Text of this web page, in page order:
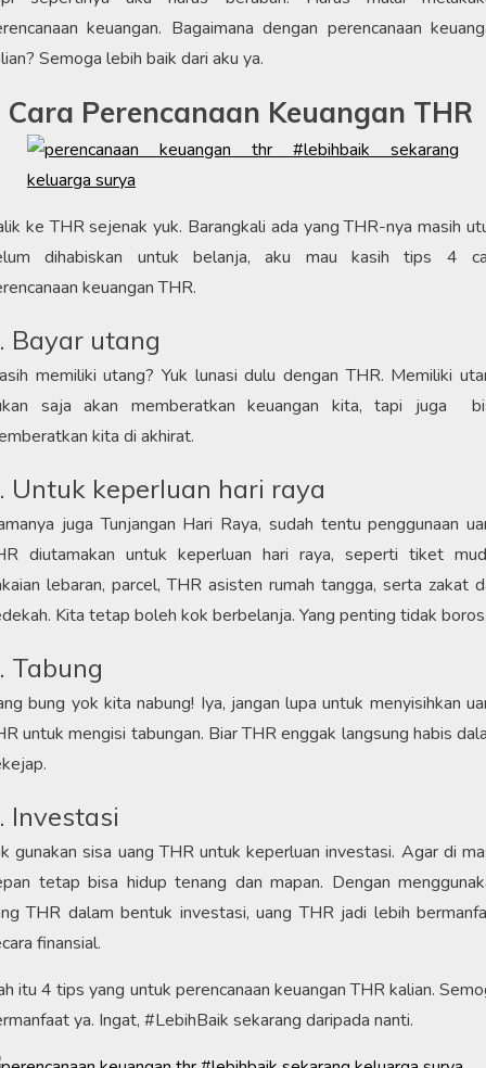
keuangan. Bagaimana dengan perencanaan
Semoga lebih baik dari aku ya.
Cara Perencanaan Keuangan THR
ke THR sejenak yuk. Barangkali ada yang THR-nya masih
dihabiskan untuk belanja, aku mau kasih tips 4
keuangan THR.
Bayar utang
memiliki utang? Yuk lunasi dulu dengan THR. Memiliki
saja akan memberatkan keuangan kita, tapi juga
kita di akhirat.
Untuk keperluan hari raya
juga Tunjangan Hari Raya, sudah tentu penggunaan
diutamakan untuk keperluan hari raya, seperti tiket
lebaran, parcel, THR asisten rumah tangga, serta zakat
Kita tetap boleh kok berbelanja. Yang penting tidak
Tabung
bung yok kita nabung! Iya, jangan lupa untuk menyisihkan
untuk mengisi tabungan. Biar THR enggak langsung habis
Investasi
gunakan sisa uang THR untuk keperluan investasi. Agar di
tetap bisa hidup tenang dan mapan. Dengan
THR dalam bentuk investasi, uang THR jadi lebih
finansial.
itu 4 tips yang untuk perencanaan keuangan THR kalian.
ya. Ingat, #LebihBaik sekarang daripada nanti.